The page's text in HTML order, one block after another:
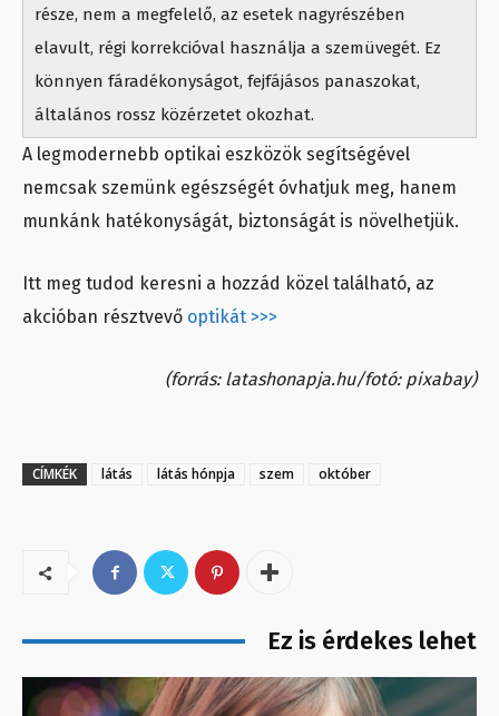
része, nem a megfelelő, az esetek nagyrészében
elavult, régi korrekcióval használja a szemüvegét. Ez
könnyen fáradékonyságot, fejfájásos panaszokat,
általános rossz közérzetet okozhat.
A legmodernebb optikai eszközök segítségével
nemcsak szemünk egészségét óvhatjuk meg, hanem
munkánk hatékonyságát, biztonságát is növelhetjük.
Itt meg tudod keresni a hozzád közel található, az
akcióban résztvevő optikát >>>
(forrás: latashonapja.hu/fotó: pixabay)
CÍMKÉK látás látás hónpja szem október
Ez is érdekes lehet